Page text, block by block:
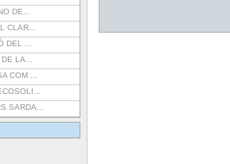
DE...
CLAR...
DEL ...
LA...
COM ...
SARDA...